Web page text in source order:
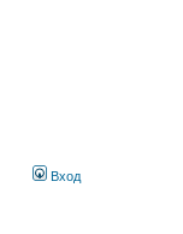
Вход